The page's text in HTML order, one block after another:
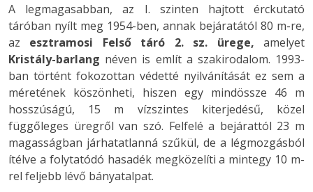
A legmagasabban, az I. szinten hajtott érckutató
táróban nyílt meg 1954-ben, annak bejáratától 80 m-re,
az esztramosi Felső táró 2. sz. ürege, amelyet
Kristály-barlang néven is említ a szakirodalom. 1993-
ban történt fokozottan védetté nyilvánítását ez sem a
méretének köszönheti, hiszen egy mindössze 46 m
hosszúságú, 15 m vízszintes kiterjedésű, közel
függőleges üregről van szó. Felfelé a bejárattól 23 m
magasságban járhatatlanná szűkül, de a légmozgásból
ítélve a folytatódó hasadék megközelíti a mintegy 10 m-
rel feljebb lévő bányatalpat.